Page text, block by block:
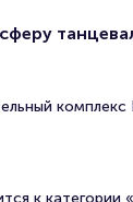
к категории